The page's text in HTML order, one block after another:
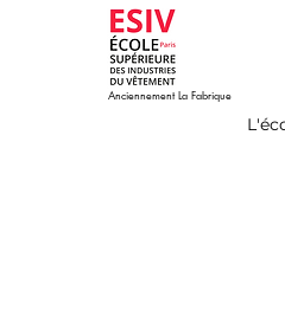
Anciennement La Fabrique